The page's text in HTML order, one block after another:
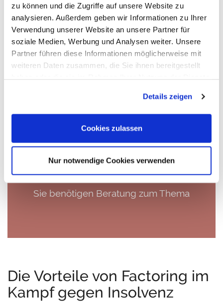
zu können und die Zugriffe auf unsere Website zu
analysieren. Außerdem geben wir Informationen zu Ihrer
Verwendung unserer Website an unsere Partner für
soziale Medien, Werbung und Analysen weiter. Unsere
Partner führen diese Informationen möglicherweise mit
weiteren Daten zusammen, die Sie ihnen bereitgestellt
Cookies, wenn Sie unsere Webseite weiterhin nutzen.
Details zeigen
Cookies zulassen
Nur notwendige Cookies verwenden
Ihre Forderungen rechtzeitig und effizient durchgesetzt
werden. Im Ernstfall führen wir die erforderlichen
Inkassomaßnahmen durch, sodass Sie keine weiteren
Kapazitäten binden müssen.
So sichern Sie nicht nur Ihre Liquidität, sondern auch die
reibungslose Verwaltung Ihrer Außenstände –
Mit Commercial Factoring schützen Sie Ihr Unternehmen
unnötigem Zeitverlust und organisatorischem Aufwand.
Sie benötigen Beratung zum Thema
Factoring?
Die Vorteile von Factoring im
Kampf gegen Insolvenz